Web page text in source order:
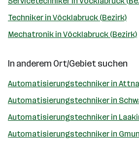
Techniker in Vöcklabruck (Bezirk)
Mechatronik in Vöcklabruck (Bezirk)
In anderem Ort/Gebiet suchen
Automatisierungstechniker in
Automatisierungstechniker in
Automatisierungstechniker in
Automatisierungstechniker in